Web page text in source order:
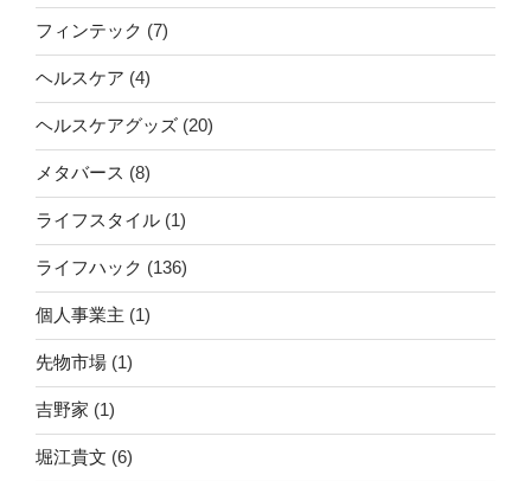
フィンテック (7)
ヘルスケア (4)
ヘルスケアグッズ (20)
メタバース (8)
ライフスタイル (1)
ライフハック (136)
個人事業主 (1)
先物市場 (1)
吉野家 (1)
堀江貴文 (6)